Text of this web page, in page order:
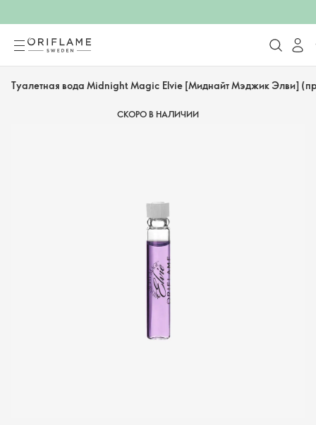
Туалетная вода Midnight Magic Elvie [Миднайт Мэджик Элви]
СКОРО В НАЛИЧИИ